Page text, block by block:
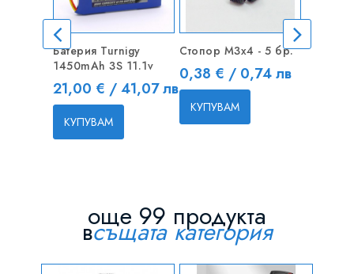
Батерия Turnigy
1450mAh 3S 11.1v
Цена
21,00 € / 41,07 лв
КУПУВАМ
Стопор M3x4 - 5 бр.
Цена
0,38 € / 0,74 лв
КУПУВАМ
Стопор
още 99 продукта
всъщата категория